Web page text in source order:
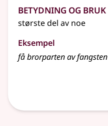
Betydning og bruk
største del av noe
Eksempel
fåbrorpartenav fangsten